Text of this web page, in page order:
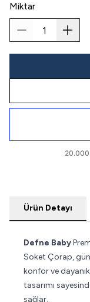
Miktar
Ürün Detayı
Defne Baby
Soket Çorap,
konfor ve
tasarımı
sağlar.